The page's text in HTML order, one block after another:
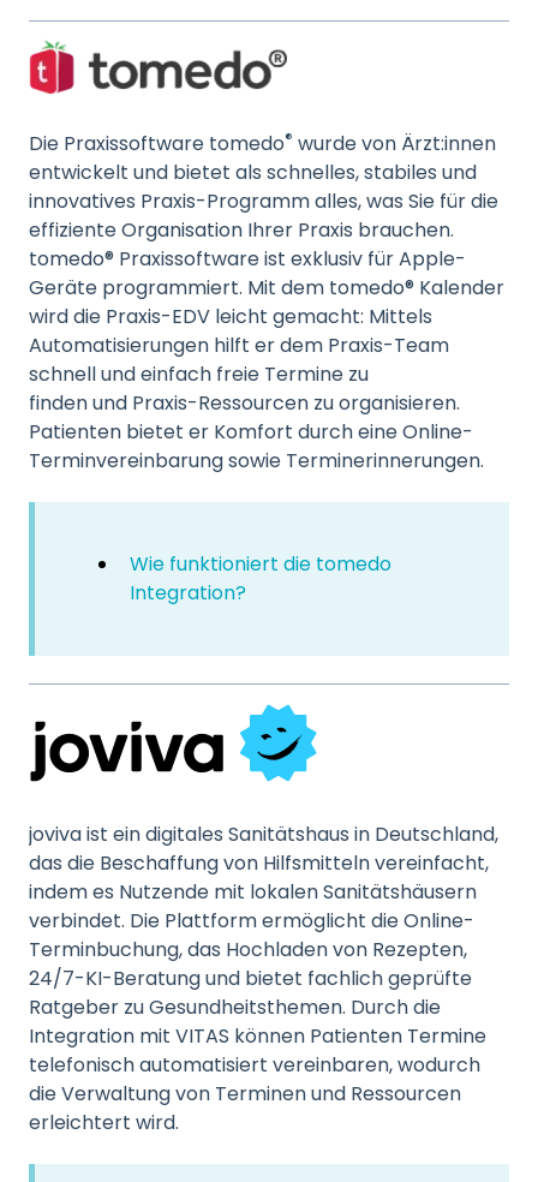
Die Praxissoftware tomedo® wurde von Ärzt:innen
entwickelt und bietet als schnelles, stabiles und
innovatives Praxis-Programm alles, was Sie für die
effiziente Organisation Ihrer Praxis brauchen.
tomedo® Praxissoftware ist exklusiv für Apple-
Geräte programmiert. Mit dem tomedo® Kalender
wird die Praxis-EDV leicht gemacht: Mittels
Automatisierungen hilft er dem Praxis-Team
schnell und einfach freie Termine zu
findenund Praxis-Ressourcen zu organisieren.
Patienten bietet er Komfort durch eineOnline-
Terminvereinbarungsowie Terminerinnerungen.
Wie funktioniert die tomedo
Integration?
joviva ist ein digitales Sanitätshaus in Deutschland,
das die Beschaffung von Hilfsmitteln vereinfacht,
indem es Nutzende mit lokalen Sanitätshäusern
verbindet. Die Plattform ermöglicht die Online-
Terminbuchung, das Hochladen von Rezepten,
24/7-KI-Beratung und bietet fachlich geprüfte
Ratgeber zu Gesundheitsthemen. Durch die
Integration mit VITAS können Patienten Termine
telefonisch automatisiert vereinbaren, wodurch
die Verwaltung von Terminen und Ressourcen
erleichtert wird.